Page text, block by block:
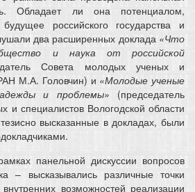
Обладает ли она потенциалом,
российского государства и
два расширенных доклада «Что
и наука от российской
Совета молодых ученых и
М.А. Головчин) и «Молодые ученые
и проблемы» (председатель
и специалистов Вологодской области
высказанные в докладах, были
панельной дискуссии вопросов
– высказывались различные точки
возможностей реализации